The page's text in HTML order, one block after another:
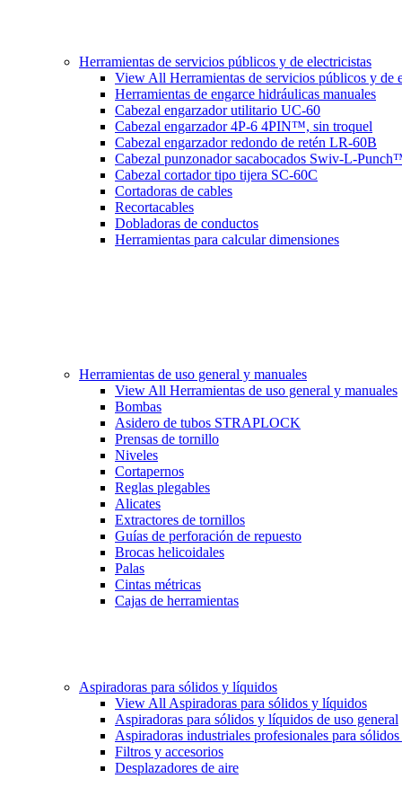
Herramientas de servicios públicos y de electricistas
View All Herramientas de servicios públicos y de
Herramientas de engarce hidráulicas manuales
Cabezal engarzador utilitario UC-60
Cabezal engarzador 4P-6 4PIN™, sin troquel
Cabezal engarzador redondo de retén LR-60B
Cabezal punzonador sacabocados Swiv-L-
Cabezal cortador tipo tijera SC-60C
Cortadoras de cables
Recortacables
Dobladoras de conductos
Herramientas para calcular dimensiones
Herramientas de uso general y manuales
View All Herramientas de uso general y manuales
Bombas
Asidero de tubos STRAPLOCK
Prensas de tornillo
Niveles
Cortapernos
Reglas plegables
Alicates
Extractores de tornillos
Guías de perforación de repuesto
Brocas helicoidales
Palas
Cintas métricas
Cajas de herramientas
Aspiradoras para sólidos y líquidos
View All Aspiradoras para sólidos y líquidos
Aspiradoras para sólidos y líquidos de uso general
Aspiradoras industriales profesionales para
Filtros y accesorios
Desplazadores de aire